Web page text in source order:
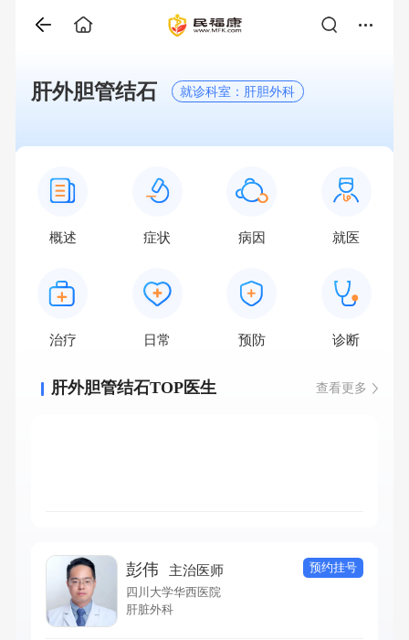
肝外胆管结石 就诊科室：肝胆外科
概述 症状 病因 就医
治疗 日常 预防 诊断
肝外胆管结石TOP医生 查看更多
彭伟 主治医师
四川大学华西医院
肝脏外科
预约挂号